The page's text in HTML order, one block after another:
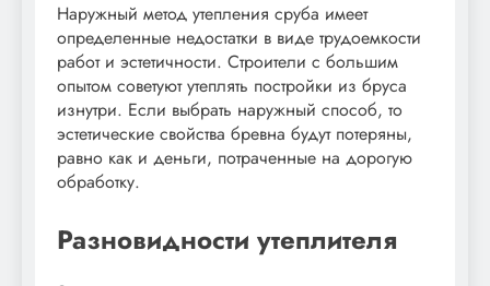
Наружный метод утепления сруба имеет
определенные недостатки в виде трудоемкости
работ и эстетичности. Строители с большим
опытом советуют утеплять постройки из бруса
изнутри. Если выбрать наружный способ, то
эстетические свойства бревна будут потеряны,
равно как и деньги, потраченные на дорогую
обработку.
Разновидности утеплителя